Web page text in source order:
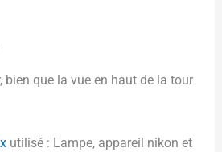
bien que la vue en haut de la tour
utilisé : Lampe, appareil nikon et